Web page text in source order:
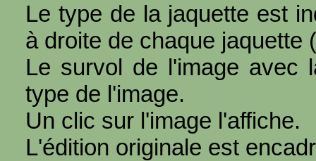
Le type de la jaquette est
à droite de chaque jaquette (
Le survol de l'image avec
type de l'image.
Un clic sur l'image l'affiche.
L'édition originale est